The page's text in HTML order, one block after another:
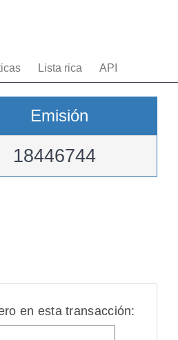
Lista rica API
Emisión
18446744
en esta transacción: